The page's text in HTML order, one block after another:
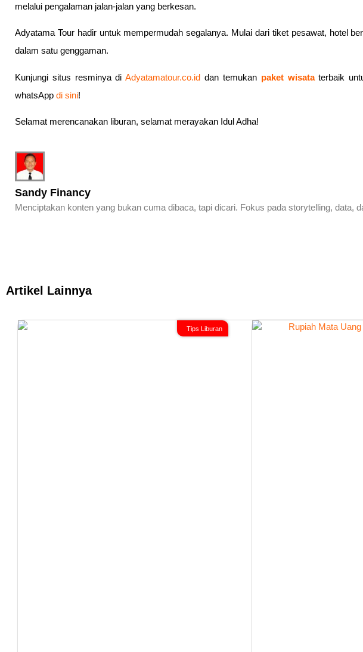
melalui pengalaman jalan-jalan yang berkesan.
Adyatama Tour hadir untuk mempermudah segalanya. Mulai dari tiket pesawat, hotel
dalam satu genggaman.
Kunjungi situs resminya di Adyatamatour.co.id dan temukan paket wisataterbaik
whatsApp di sini!
Selamat merencanakan liburan, selamat merayakan Idul Adha!
Sandy Financy
Menciptakan konten yang bukan cuma dibaca, tapi dicari. Fokus pada storytelling, data,
Artikel Lainnya
Tips Liburan